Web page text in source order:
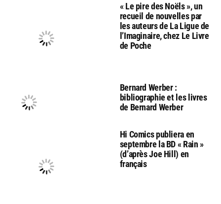
« Le pire des Noëls », un
recueil de nouvelles par
les auteurs de La Ligue de
l’Imaginaire, chez Le Livre
de Poche
Bernard Werber :
bibliographie et les livres
de Bernard Werber
Hi Comics publiera en
septembre la BD « Rain »
(d’après Joe Hill) en
français